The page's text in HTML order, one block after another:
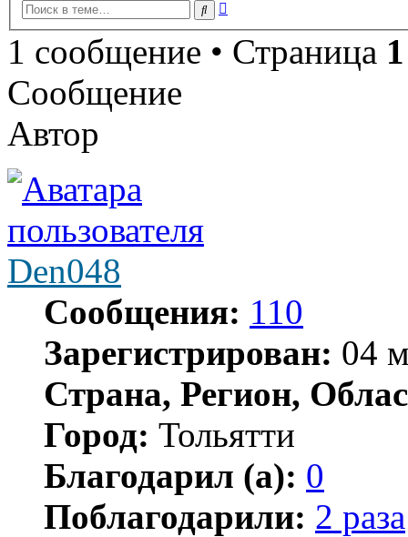
Поиск
1 сообщение • Страница 1
Сообщение
Автор
Den048
Сообщения: 110
Зарегистрирован: 04
Страна, Регион,
Город: Тольятти
Благодарил (а): 0
Поблагодарили: 2 раза